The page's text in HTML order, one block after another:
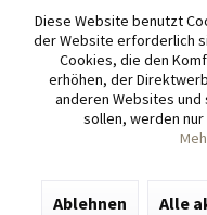
Diese Website benutzt
der Website erforderlich
Cookies, die den
erhöhen, der
anderen Websites
sollen, werden
Ablehnen Alle